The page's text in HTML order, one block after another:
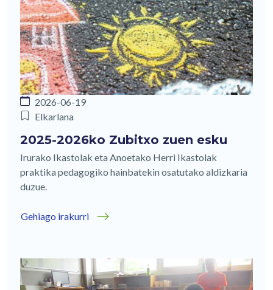
2026-06-19
Elkarlana
2025-2026ko Zubitxo zuen esku
Irurako Ikastolak eta Anoetako Herri Ikastolak
praktika pedagogiko hainbatekin osatutako aldizkaria
duzue.
Gehiago irakurri